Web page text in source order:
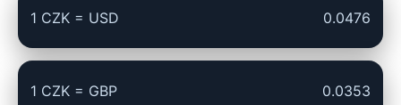
1 CZK = USD 0.0476
1 CZK = GBP 0.0353